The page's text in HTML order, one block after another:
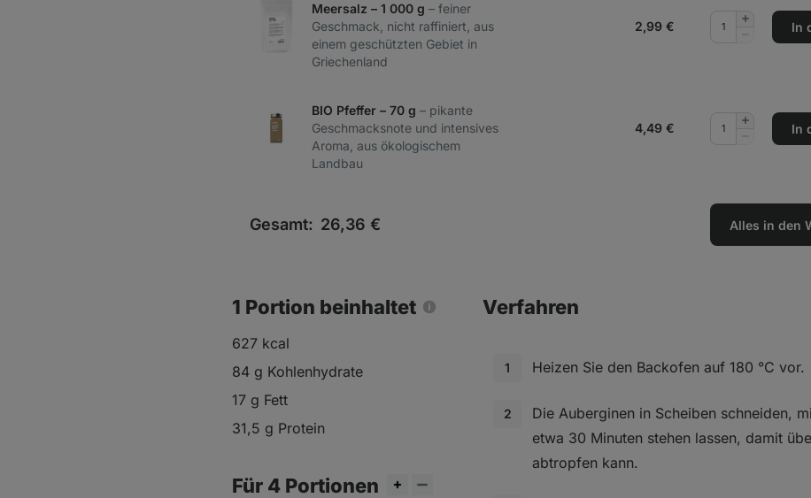
Meersalz – 1 000 g – feiner
Geschmack, nicht raffiniert, aus
einem geschützten Gebiet in
Griechenland
2,99 €
entfernen
Menge
hinzufügen
In
BIO Pfeffer – 70 g – pikante
Geschmacksnote und intensives
Aroma, aus ökologischem
Landbau
4,49 €
entfernen
Menge
hinzufügen
In
Gesamt: 26,36 € Alles in den
1 Portion beinhaltet
627 kcal
84 g Kohlenhydrate
17 g Fett
31,5 g Protein
Für 4 Portionen
Verfahren
Heizen Sie den Backofen auf 180 °C vor.
Die Auberginen in Scheiben schneiden,
etwa 30 Minuten stehen lassen, damit
abtropfen kann.